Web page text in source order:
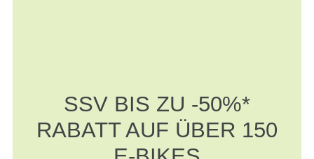
SSV BIS ZU -50%*
RABATT AUF ÜBER 150